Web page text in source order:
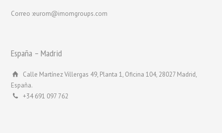
Correo :eurom@imomgroups.com
España – Madrid
Calle Martínez Villergas 49, Planta 1, Oficina 104, 28027 Madrid,
España.
+34 691 097 762